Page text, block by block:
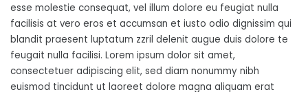
esse molestie consequat, vel illum dolore eu feugiat nulla
facilisis at vero eros et accumsan et iusto odio dignissim qui
blandit praesent luptatum zzril delenit augue duis dolore te
feugait nulla facilisi. Lorem ipsum dolor sit amet,
consectetuer adipiscing elit, sed diam nonummy nibh
euismod tincidunt ut laoreet dolore magna aliquam erat